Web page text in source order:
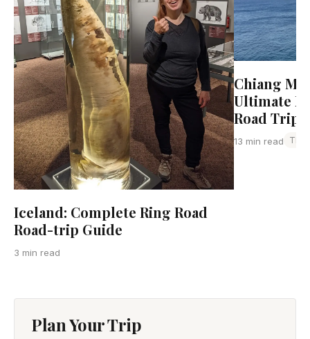
Iceland: Complete Ring Road
Road-trip Guide
3 min read
Chiang
Ultimate
Road Trip
13 min read
Plan Your Trip